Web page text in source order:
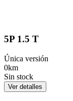
5P 1.5 T
Única versión
0km
Sin stock
Ver detalles